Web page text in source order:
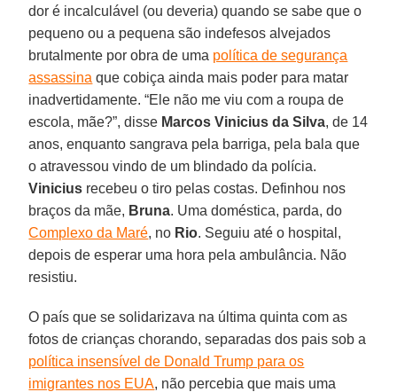
dor é incalculável (ou deveria) quando se sabe que o
pequeno ou a pequena são indefesos alvejados
brutalmente por obra de uma política de segurança
assassina que cobiça ainda mais poder para matar
inadvertidamente. “Ele não me viu com a roupa de
escola, mãe?”, disse Marcos Vinicius da Silva, de 14
anos, enquanto sangrava pela barriga, pela bala que
o atravessou vindo de um blindado da polícia.
Vinicius recebeu o tiro pelas costas. Definhou nos
braços da mãe, Bruna. Uma doméstica, parda, do
Complexo da Maré, no Rio. Seguiu até o hospital,
depois de esperar uma hora pela ambulância. Não
resistiu.
O país que se solidarizava na última quinta com as
fotos de crianças chorando, separadas dos pais sob a
política insensível de Donald Trump para os
imigrantes nos EUA, não percebia que mais uma